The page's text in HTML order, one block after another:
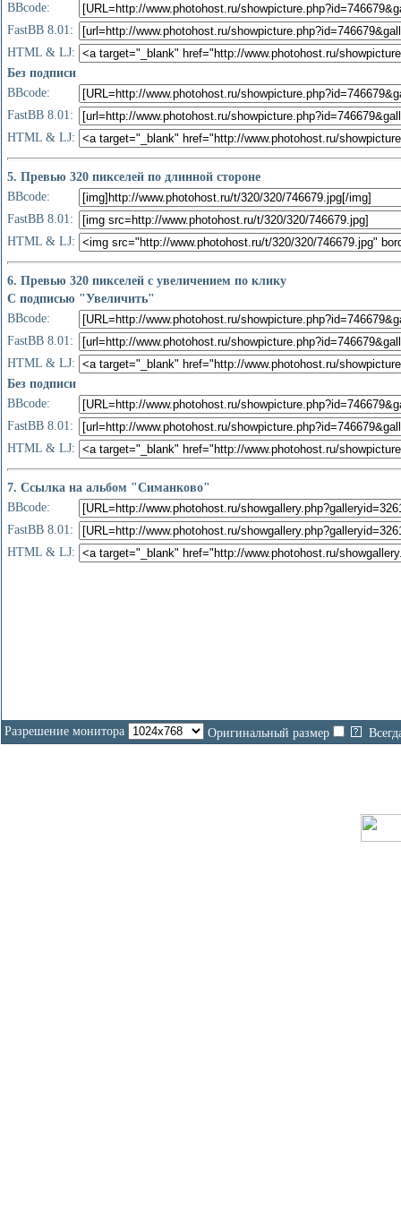
BBcode:
FastBB 8.01:
HTML & LJ:
Без подписи
BBcode:
FastBB 8.01:
HTML & LJ:
5. Превью 320 пикселей по длинной стороне
BBcode:
FastBB 8.01:
HTML & LJ:
6. Превью 320 пикселей с увеличением по клику
С подписью "Увеличить"
BBcode:
FastBB 8.01:
HTML & LJ:
Без подписи
BBcode:
FastBB 8.01:
HTML & LJ:
7. Ссылка на альбом "Симанково"
BBcode:
FastBB 8.01:
HTML & LJ:
Разрешение монитора Оригинальный размер